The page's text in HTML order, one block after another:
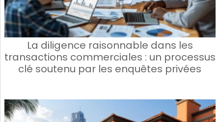
La diligence raisonnable dans les
transactions commerciales : un processus
clé soutenu par les enquêtes privées